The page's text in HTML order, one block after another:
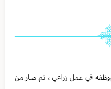
في عمل زراعي ، ثم صار من